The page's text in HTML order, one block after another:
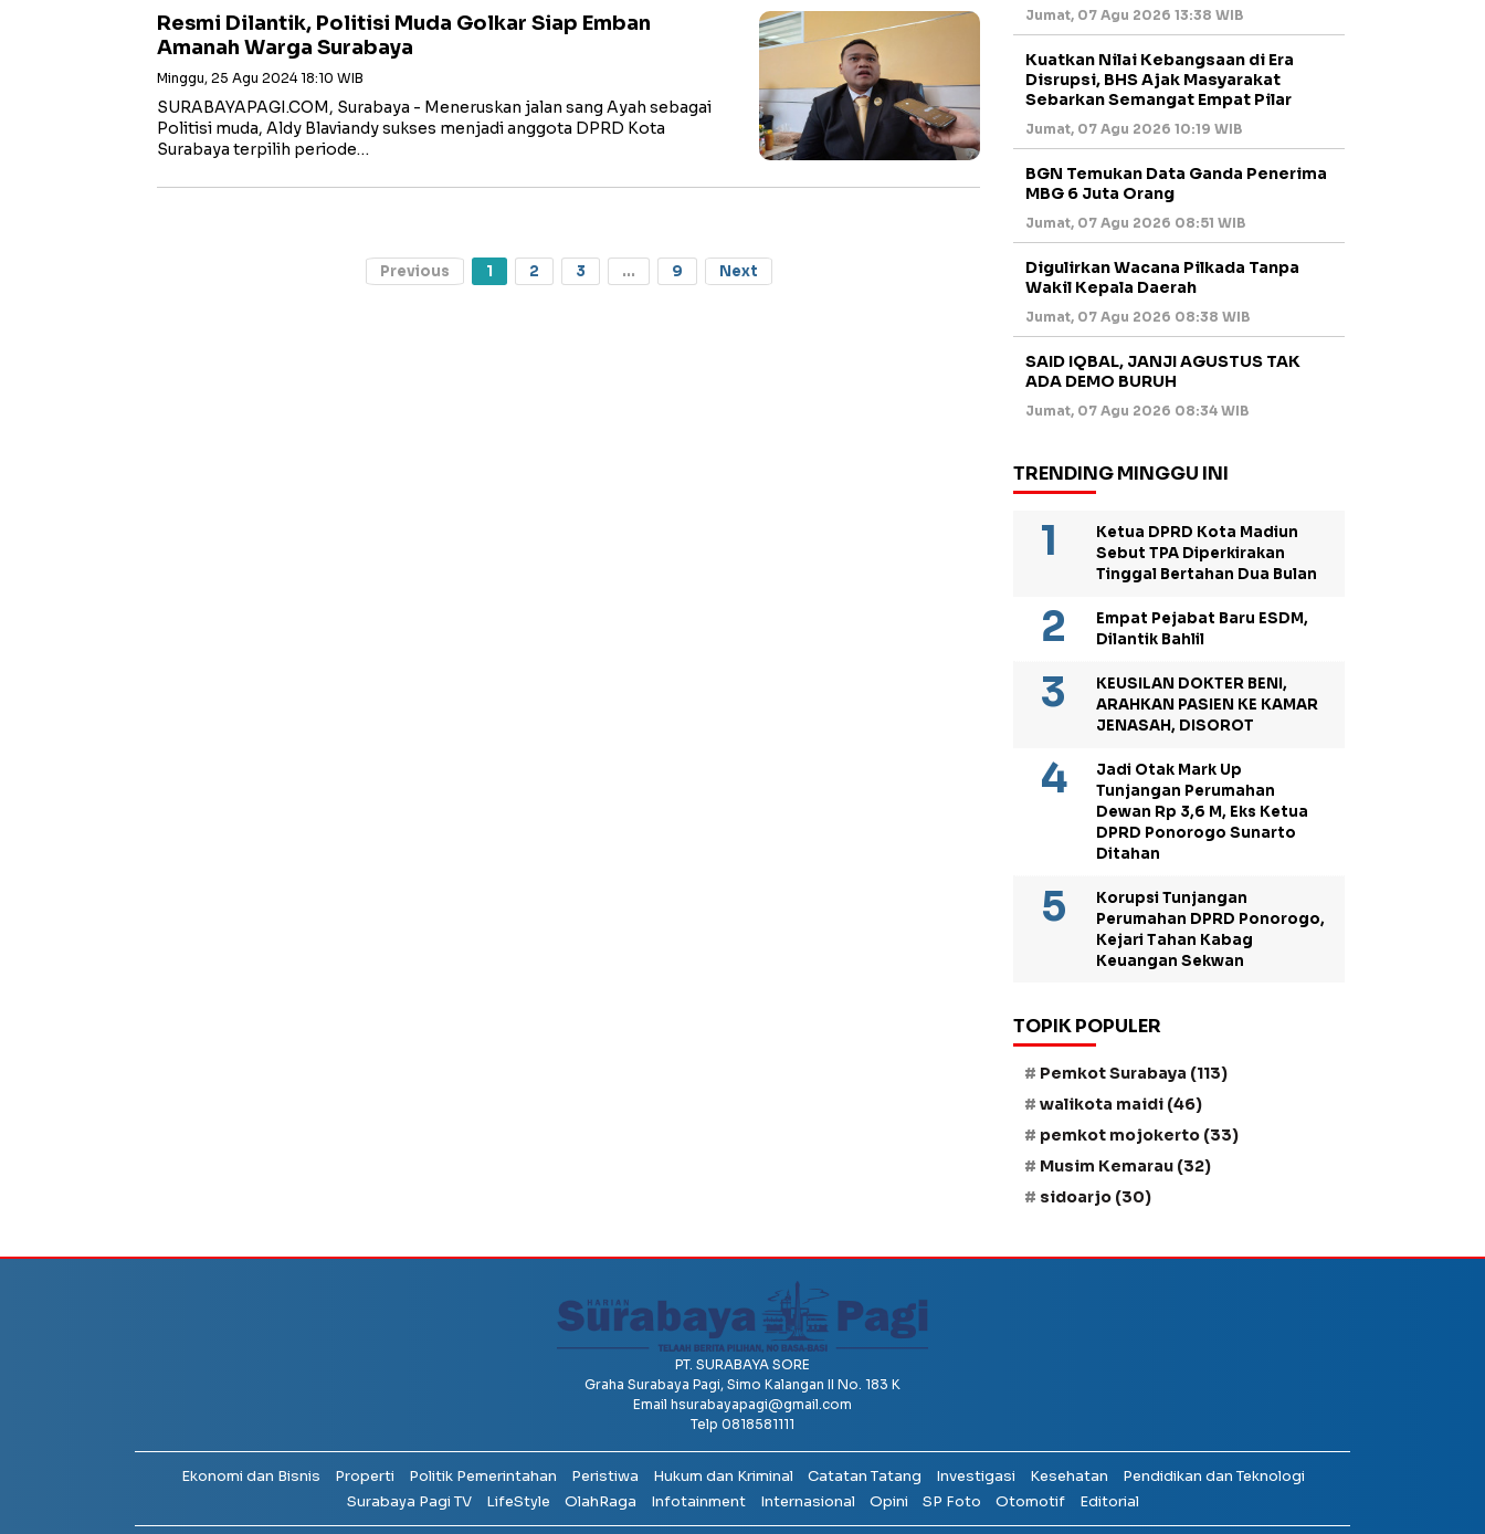
Resmi Dilantik, Politisi Muda Golkar Siap Emban
Amanah Warga Surabaya
Minggu, 25 Agu 2024 18:10 WIB
SURABAYAPAGI.COM, Surabaya - Meneruskan jalan sang Ayah sebagai
Politisi muda, Aldy Blaviandy sukses menjadi anggota DPRD Kota
Surabaya terpilih periode…
Previous 1 2 3 ... 9 Next
Jumat, 07 Agu 2026 13:38 WIB
Kuatkan Nilai Kebangsaan di Era
Disrupsi, BHS Ajak Masyarakat
Sebarkan Semangat Empat Pilar
Jumat, 07 Agu 2026 10:19 WIB
BGN Temukan Data Ganda Penerima
MBG 6 Juta Orang
Jumat, 07 Agu 2026 08:51 WIB
Digulirkan Wacana Pilkada Tanpa
Wakil Kepala Daerah
Jumat, 07 Agu 2026 08:38 WIB
SAID IQBAL, JANJI AGUSTUS TAK
ADA DEMO BURUH
Jumat, 07 Agu 2026 08:34 WIB
TRENDING MINGGU INI
Ketua DPRD Kota Madiun
Sebut TPA Diperkirakan
Tinggal Bertahan Dua Bulan
Empat Pejabat Baru ESDM,
Dilantik Bahlil
KEUSILAN DOKTER BENI,
ARAHKAN PASIEN KE KAMAR
JENASAH, DISOROT
Jadi Otak Mark Up
Tunjangan Perumahan
Dewan Rp 3,6 M, Eks Ketua
DPRD Ponorogo Sunarto
Ditahan
Korupsi Tunjangan
Perumahan DPRD Ponorogo,
Kejari Tahan Kabag
Keuangan Sekwan
TOPIK POPULER
Pemkot Surabaya (113)
walikota maidi (46)
pemkot mojokerto (33)
Musim Kemarau (32)
sidoarjo (30)
PT. SURABAYA SORE
Graha Surabaya Pagi, Simo Kalangan II No. 183 K
Email hsurabayapagi@gmail.com
Telp 0818581111
Ekonomi dan Bisnis Properti Politik Pemerintahan Peristiwa Hukum dan Kriminal Catatan Tatang Investigasi Kesehatan
Pendidikan dan Teknologi
Surabaya Pagi TV
LifeStyle OlahRaga Infotainment Internasional Opini SP Foto Otomotif Editorial